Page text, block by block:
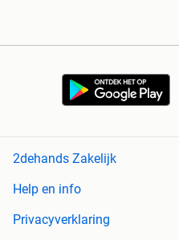
2dehands Zakelijk
Help en info
Privacyverklaring